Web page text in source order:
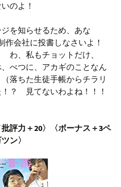
のよ！
を知らせるため、あな
作会社に投書しなさいよ！
、私もチョットだけ、
べつに、アカギのことなん
落ちた生徒手帳からチラリ
？ 見てないわよね！！！
評力＋20〉〈ボーナス＋3ペ
ン〉